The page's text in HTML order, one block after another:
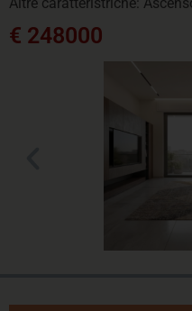
Altre caratteristriche:
€ 248000